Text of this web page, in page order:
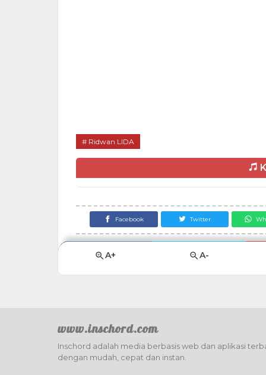
Ridwan LIDA
Facebook Twitter
A+ A-
www.inschord.com
Inschord adalah media berbasis web dan aplikasi
dengan mudah, cepat dan instan.